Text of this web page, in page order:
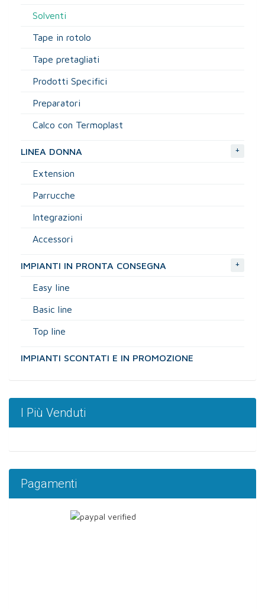
Solventi
Tape in rotolo
Tape pretagliati
Prodotti Specifici
Preparatori
Calco con Termoplast
LINEA DONNA +
Extension
Parrucche
Integrazioni
Accessori
IMPIANTI IN PRONTA CONSEGNA +
Easy line
Basic line
Top line
IMPIANTI SCONTATI E IN PROMOZIONE
I Più Venduti
Pagamenti